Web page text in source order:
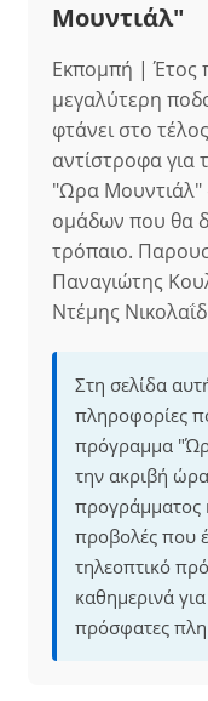
Μουντιάλ"
Εκπομπή | Έτος
μεγαλύτερη
φτάνει στο
αντίστροφα για
"Ωρα Μουντιάλ"
ομάδων που θα
τρόπαιο.
Παναγιώτης
Ντέμης
Στη σελίδα
πληροφορίες
πρόγραμμα
την ακριβή
προγράμματος
προβολές που
τηλεοπτικό
καθημερινά
πρόσφατες